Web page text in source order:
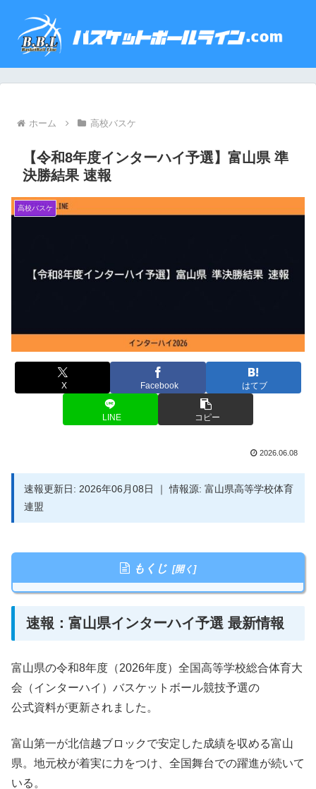
ホーム 高校バスケ
【令和8年度インターハイ予選】富山県 準
決勝結果 速報
高校バスケ
X Facebook はてブ
LINE コピー
2026.06.08
速報更新日: 2026年06月08日 ｜ 情報源: 富山県高等学校体育
連盟
もくじ
速報：富山県インターハイ予選 最新情報
富山県の令和8年度（2026年度）全国高等学校総合体育大
会（インターハイ）バスケットボール競技予選の
公式資料が更新されました。
富山第一が北信越ブロックで安定した成績を収める富山
県。地元校が着実に力をつけ、全国舞台での躍進が続いて
いる。